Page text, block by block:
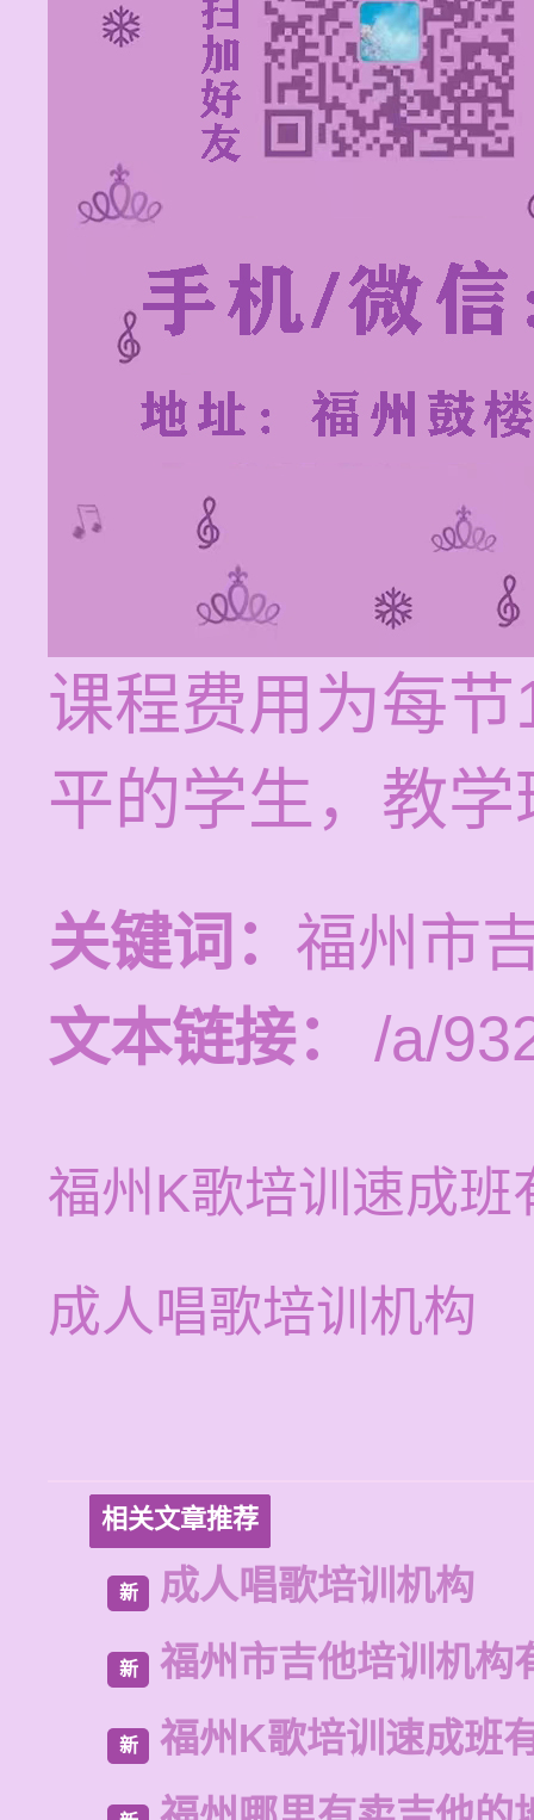
课程费用为每
平的学生，教
关键词： 福州市
文本链接：
/a/
福州K歌培训速成班
成人唱歌培训机构
相关文章推荐
新 成人唱歌培训机构
新 福州市吉他培训机构
新 福州K歌培训速成班